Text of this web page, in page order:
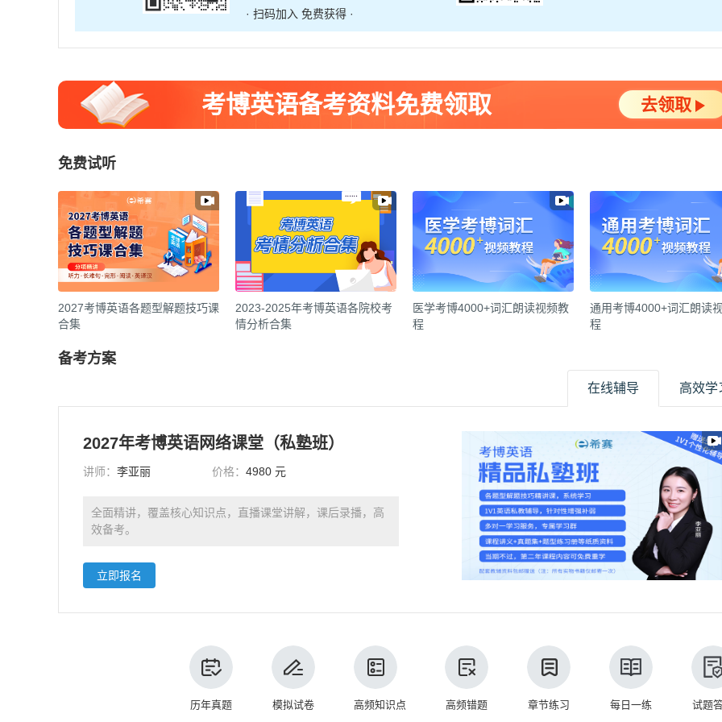
· 扫码加入 免费获得 ·
考博英语备考资料免费领取 去领取
免费试听
2027考博英语各题型解题技巧课
合集
2023-2025年考博英语各院校考
情分析合集
医学考博4000+词汇朗读视频教
程
通用考博4000+词汇朗读
程
备考方案
在线辅导 高效学
2027年考博英语网络课堂（私塾班）
讲师： 李亚丽 价格： 4980 元
全面精讲，覆盖核心知识点，直播课堂讲解，课后录播，高
效备考。
立即报名
历年真题 模拟试卷 高频知识点 高频错题 章节练习 每日一练 试题